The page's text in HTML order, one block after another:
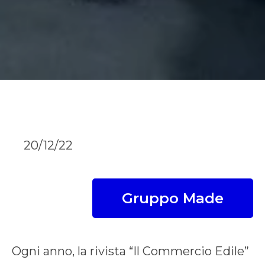
20/12/22
Gruppo Made
Ogni anno, la rivista “Il Commercio Edile”